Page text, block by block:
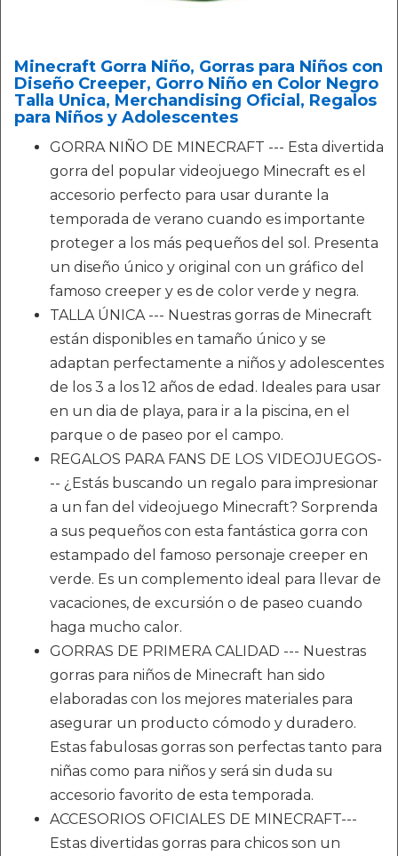
Minecraft Gorra Niño, Gorras para Niños con
Diseño Creeper, Gorro Niño en Color Negro
Talla Unica, Merchandising Oficial, Regalos
para Niños y Adolescentes
GORRA NIÑO DE MINECRAFT --- Esta divertida
gorra del popular videojuego Minecraft es el
accesorio perfecto para usar durante la
temporada de verano cuando es importante
proteger a los más pequeños del sol. Presenta
un diseño único y original con un gráfico del
famoso creeper y es de color verde y negra.
TALLA ÚNICA --- Nuestras gorras de Minecraft
están disponibles en tamaño único y se
adaptan perfectamente a niños y adolescentes
de los 3 a los 12 años de edad. Ideales para usar
en un dia de playa, para ir a la piscina, en el
parque o de paseo por el campo.
REGALOS PARA FANS DE LOS VIDEOJUEGOS-
-- ¿Estás buscando un regalo para impresionar
a un fan del videojuego Minecraft? Sorprenda
a sus pequeños con esta fantástica gorra con
estampado del famoso personaje creeper en
verde. Es un complemento ideal para llevar de
vacaciones, de excursión o de paseo cuando
haga mucho calor.
GORRAS DE PRIMERA CALIDAD --- Nuestras
gorras para niños de Minecraft han sido
elaboradas con los mejores materiales para
asegurar un producto cómodo y duradero.
Estas fabulosas gorras son perfectas tanto para
niñas como para niños y será sin duda su
accesorio favorito de esta temporada.
ACCESORIOS OFICIALES DE MINECRAFT---
Estas divertidas gorras para chicos son un